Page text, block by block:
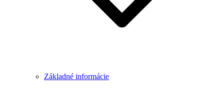
Základné informácie